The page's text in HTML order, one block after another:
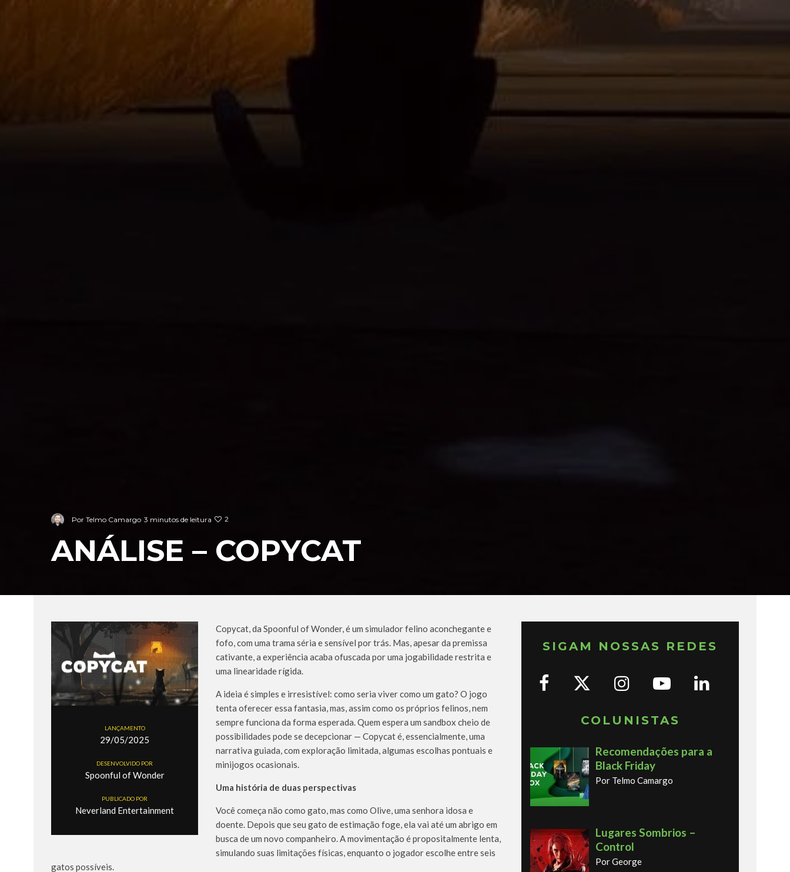
Por Telmo Camargo 3 minutos de leitura 2
ANÁLISE – COPYCAT
LANÇAMENTO
29/05/2025
DESENVOLVIDO POR
Spoonful of Wonder
PUBLICADO POR
Neverland Entertainment
Copycat, da Spoonful of Wonder, é um simulador felino aconchegante e
fofo, com uma trama séria e sensível por trás. Mas, apesar da premissa
cativante, a experiência acaba ofuscada por uma jogabilidade restrita e
uma linearidade rígida.
A ideia é simples e irresistível: como seria viver como um gato? O jogo
tenta oferecer essa fantasia, mas, assim como os próprios felinos, nem
sempre funciona da forma esperada. Quem espera um sandbox cheio de
possibilidades pode se decepcionar — Copycat é, essencialmente, uma
narrativa guiada, com exploração limitada, algumas escolhas pontuais e
minijogos ocasionais.
Uma história de duas perspectivas
Você começa não como gato, mas como Olive, uma senhora idosa e
doente. Depois que seu gato de estimação foge, ela vai até um abrigo em
busca de um novo companheiro. A movimentação é propositalmente lenta,
simulando suas limitações físicas, enquanto o jogador escolhe entre seis
gatos possíveis.
SIGAM NOSSAS REDES
COLUNISTAS
Recomendações para a
Black Friday
Por Telmo Camargo
Lugares Sombrios –
Control
Por George